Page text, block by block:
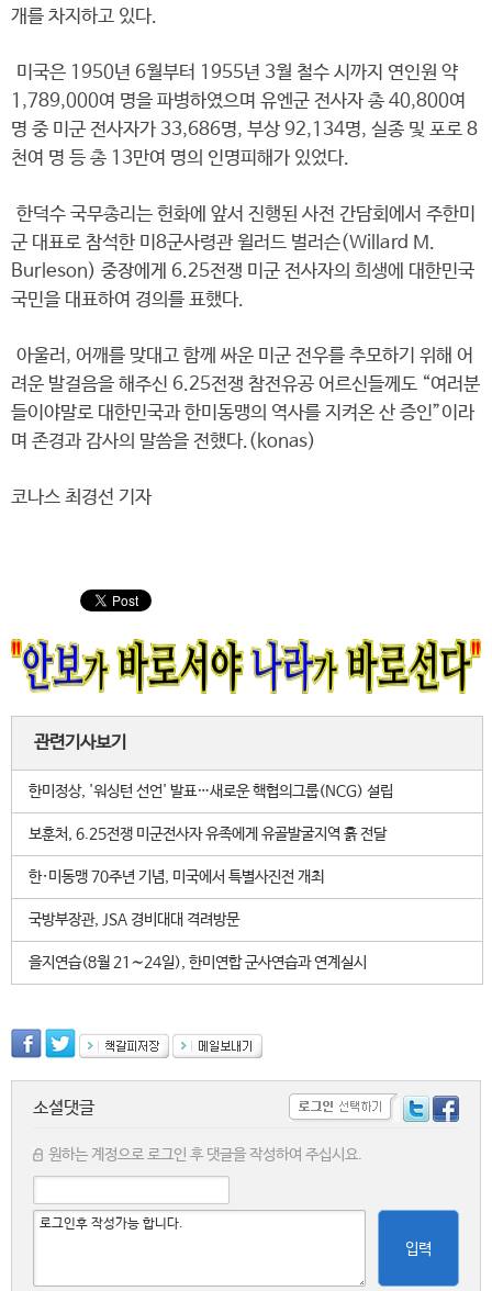
개를 차지하고 있다.
미국은 1950년 6월부터 1955년 3월 철수 시까지 연인원 약
1,789,000여 명을 파병하였으며 유엔군 전사자 총 40,800여
명 중 미군 전사자가 33,686명, 부상 92,134명, 실종 및 포로 8
천여 명 등 총 13만여 명의 인명피해가 있었다.
한덕수 국무총리는 헌화에 앞서 진행된 사전 간담회에서 주한미
군 대표로 참석한 미8군사령관 윌러드 벌러슨(Willard M.
Burleson) 중장에게 6.25전쟁 미군 전사자의 희생에 대한민국
국민을 대표하여 경의를 표했다.
아울러, 어깨를 맞대고 함께 싸운 미군 전우를 추모하기 위해 어
려운 발걸음을 해주신 6.25전쟁 참전유공 어르신들께도 “여러분
들이야말로 대한민국과 한미동맹의 역사를 지켜온 산 증인”이라
며 존경과 감사의 말씀을 전했다.(konas)
코나스 최경선 기자
관련기사보기
한미정상, '워싱턴 선언' 발표…새로운 핵협의그룹(NCG) 설립
보훈처, 6.25전쟁 미군전사자 유족에게 유골발굴지역 흙 전달
한·미동맹 70주년 기념, 미국에서 특별사진전 개최
국방부장관, JSA 경비대대 격려방문
을지연습(8월 21∼24일), 한미연합 군사연습과 연계실시
소셜댓글
원하는 계정으로 로그인 후 댓글을 작성하여 주십시요.
입력